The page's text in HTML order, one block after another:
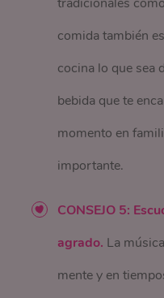
comida también
cocina lo que sea
bebida que te
momento en
importante.
CONSEJO 5:
agrado. La
mente y en